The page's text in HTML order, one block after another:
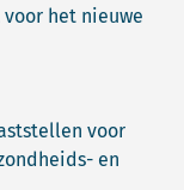
het nieuwe
voor
en